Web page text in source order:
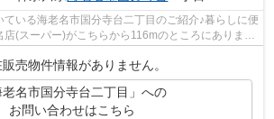
ている海老名市国分寺台二丁目のご紹介♪暮らしに便
(スーパー)がこちらから116mのところにあります
売物件情報がありません。
老名市国分寺台二丁目」への
お問い合わせはこちら